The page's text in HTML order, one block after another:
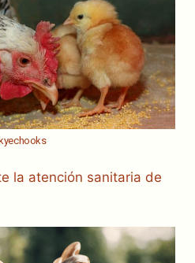
la atención sanitaria de